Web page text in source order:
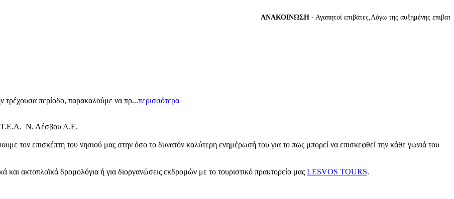
ΑΝΑΚΟΙΝΩΣΗ- Αγαπητοί επιβάτες,Λόγω της αυξημένης
τρέχουσα περίοδο, παρακαλούμε να πρ...περισσότερα
Κ.Τ.Ε.Λ. Ν. Λέσβου Α.Ε.
τον επισκέπτη του νησιού μας στην όσο το δυνατόν καλύτερη ενημέρωσή του για το πως μπορεί να επισκεφθεί την κάθε γωνιά του
και ακτοπλοϊκά δρομολόγια ή για διοργανώσεις εκδρομών με το τουριστικό πρακτορείο μας LESVOS TOURS.